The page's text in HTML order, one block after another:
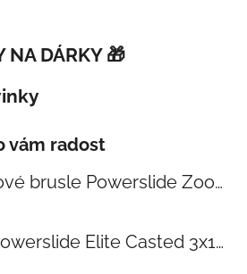
NA DÁRKY 🎁
vám radost
Kolečkové brusle Powerslide Zoom Baby Blue 80
produktu je 5 z 5 hvězdiček.
Rámy Powerslide Elite Casted 3x110 Trinity 270mm